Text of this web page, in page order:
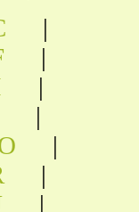
|
|
|
|
|
|
|